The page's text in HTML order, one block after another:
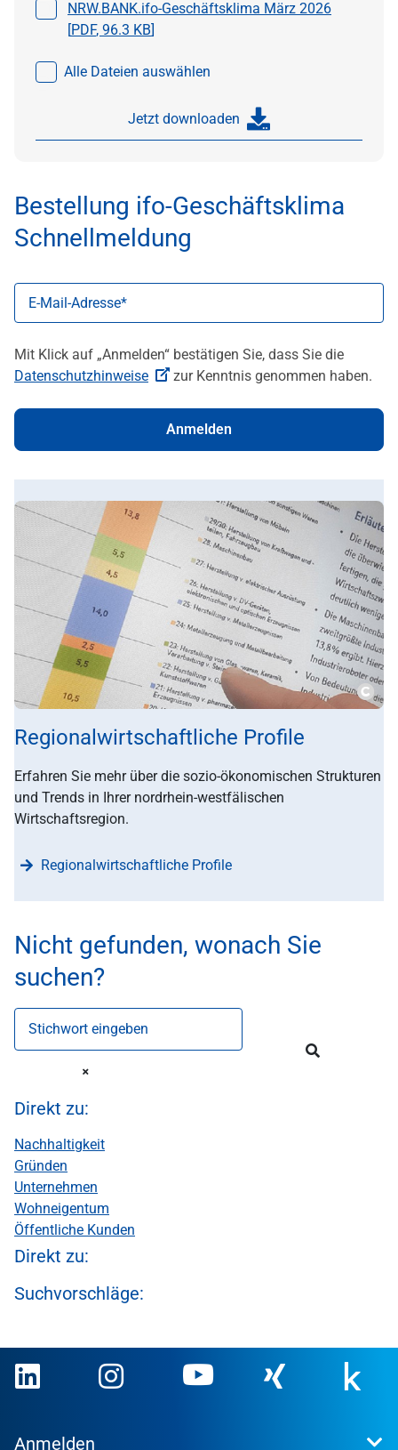
Datei auswählen
NRW.BANK.ifo-Geschäftsklima März 2026
[PDF, 96.3 KB]
Alle Dateien auswählen
Jetzt downloaden
Bestellung ifo-Geschäftsklima
Schnellmeldung
E-Mail-Adresse
Mit Klick auf „Anmelden“ bestätigen Sie, dass Sie die ­­­
Datenschutzhinweise
zur Kenntnis genommen haben.
Anmelden
Regionalwirtschaftliche Profile
Erfahren Sie mehr über die sozio-ökonomischen Strukturen
und Trends in Ihrer nordrhein-westfälischen
Wirtschaftsregion.
Regionalwirtschaftliche Profile
Nicht gefunden, wonach Sie
suchen?
Stichwort eingeben
Direkt zu:
Nachhaltigkeit
Gründen
Unternehmen
Wohneigentum
Öffentliche Kunden
Direkt zu:
Suchvorschläge:
Anmelden